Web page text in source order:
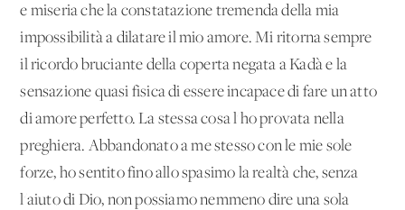
e miseria che la constatazione tremenda della mia
impossibilità a dilatare il mio amore. Mi ritorna sempre
il ricordo bruciante della coperta negata a Kadà e la
sensazione quasi fisica di essere incapace di fare un atto
di amore perfetto. La stessa cosa l'ho provata nella
preghiera. Abbandonato a me stesso con le mie sole
forze, ho sentito fino allo spasimo la realtà che, senza
l'aiuto di Dio, non possiamo nemmeno dire una sola